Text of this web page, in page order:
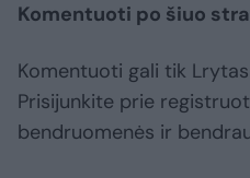
Komentuoti po šiuo
Komentuoti gali tik
Prisijunkite prie
bendruomenės ir